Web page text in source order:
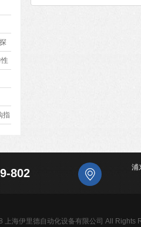
指
802 浦
上海伊里德自动化设备有限公司 All Rights